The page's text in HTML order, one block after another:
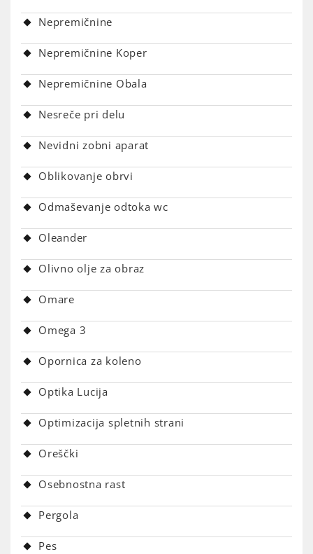
Nepremičnine
Nepremičnine Koper
Nepremičnine Obala
Nesreče pri delu
Nevidni zobni aparat
Oblikovanje obrvi
Odmaševanje odtoka wc
Oleander
Olivno olje za obraz
Omare
Omega 3
Opornica za koleno
Optika Lucija
Optimizacija spletnih strani
Oreščki
Osebnostna rast
Pergola
Pes